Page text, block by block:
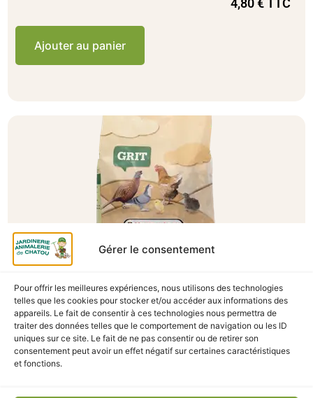
Gérer le consentement
Pour offrir les meilleures expériences, nous utilisons des technologies
telles que les cookies pour stocker et/ou accéder aux informations des
appareils. Le fait de consentir à ces technologies nous permettra de
traiter des données telles que le comportement de navigation ou les ID
uniques sur ce site. Le fait de ne pas consentir ou de retirer son
consentement peut avoir un effet négatif sur certaines caractéristiques
et fonctions.
4,80€TTC
Ajouter au panier
A Catégoriser
GRIT VOLAILLES COUNTRY’S BEST 2.5KG
En stock